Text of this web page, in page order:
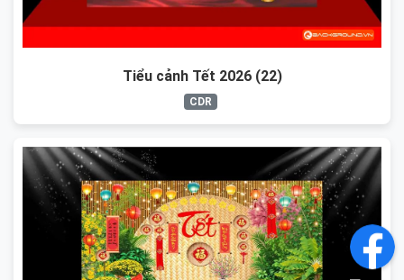
Tiểu cảnh Tết 2026 (22)
CDR